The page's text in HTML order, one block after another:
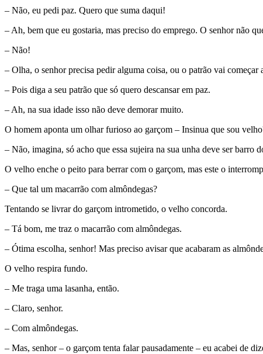
– Não, eu pedi paz. Quero que suma daqui!
– Ah, bem que eu gostaria, mas preciso do emprego. O senhor não
– Não!
– Olha, o senhor precisa pedir alguma coisa, ou o patrão vai começar
– Pois diga a seu patrão que só quero descansar em paz.
– Ah, na sua idade isso não deve demorar muito.
O homem aponta um olhar furioso ao garçom – Insinua que sou
– Não, imagina, só acho que essa sujeira na sua unha deve ser barro
O velho enche o peito para berrar com o garçom, mas este o
– Que tal um macarrão com almôndegas?
Tentando se livrar do garçom intrometido, o velho concorda.
– Tá bom, me traz o macarrão com almôndegas.
– Ótima escolha, senhor! Mas preciso avisar que acabaram as
O velho respira fundo.
– Me traga uma lasanha, então.
– Claro, senhor.
– Com almôndegas.
– Mas, senhor – o garçom tenta falar pausadamente – eu acabei de